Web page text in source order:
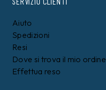
Aiuto
Spedizioni
Resi
Dove si trova il mio ordine
Effettua reso